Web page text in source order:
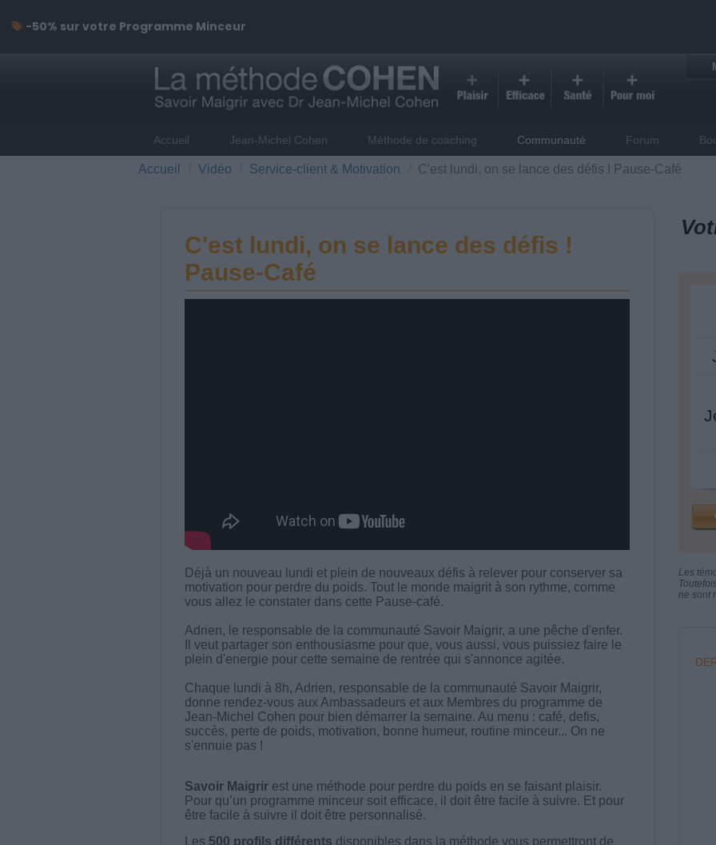
Accueil Jean-Michel Cohen Méthode de coaching Communauté Forum
Accueil Vidéo Service-client & Motivation C'est lundi, on se lance des défis ! Pause-Café
C'est lundi, on se lance des défis !
Pause-Café
Déjà un nouveau lundi et plein de nouveaux défis à relever pour conserver sa
motivation pour perdre du poids. Tout le monde maigrit à son rythme, comme
vous allez le constater dans cette Pause-café.
Adrien, le responsable de la communauté Savoir Maigrir, a une pêche d'enfer.
Il veut partager son enthousiasme pour que, vous aussi, vous puissiez faire le
plein d'energie pour cette semaine de rentrée qui s'annonce agitée.
Chaque lundi à 8h, Adrien, responsable de la communauté Savoir Maigrir,
donne rendez-vous aux Ambassadeurs et aux Membres du programme de
Jean-Michel Cohen pour bien démarrer la semaine. Au menu : café, defis,
succès, perte de poids, motivation, bonne humeur, routine minceur... On ne
s'ennuie pas !
Savoir Maigrirest une méthode pour perdre du poids en se faisant plaisir.
Pour qu’un programme minceur soit efficace, il doit être facile à suivre. Et pour
être facile à suivre il doit être personnalisé.
Les 500 profils différents disponibles dans la méthode vous permettront de
Les
ne sont
-50% sur votre Programme Minceur